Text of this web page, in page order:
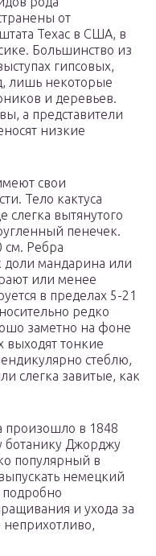
от
Техас в США, в
Большинство из
гипсовых,
лишь некоторые
и деревьев.
а представители
низкие
свои
Тело кактуса
вытянутого
пенечек.
см. Ребра
мандарина или
или менее
в пределах 5-21
редко
заметно на фоне
выходят тонкие
стеблю,
слегка завитые, как
в 1848
ботанику Джорджу
популярный в
немецкий
подробно
и ухода за